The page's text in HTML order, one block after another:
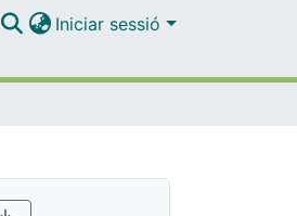
Iniciar sessió